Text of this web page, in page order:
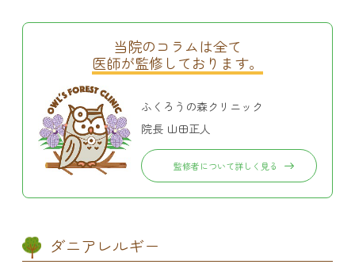
当院のコラムは全て
医師が監修しております。
ふくろうの森クリニック
院長 山田正人
監修者について詳しく見る
ダニアレルギー